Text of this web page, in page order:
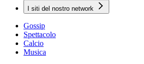
I siti del nostro network
Gossip
Spettacolo
Calcio
Musica